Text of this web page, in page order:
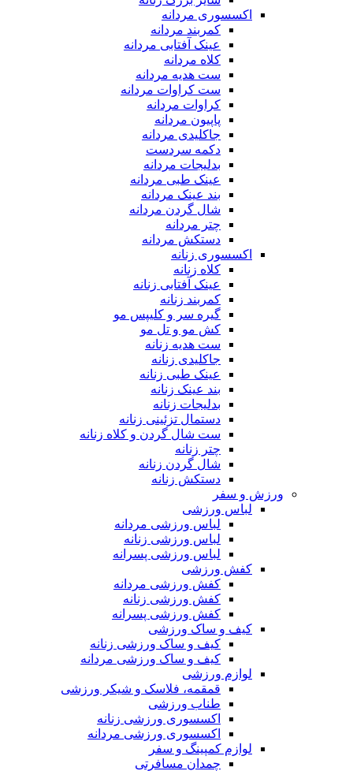
اکسسوری مردانه
کمربند مردانه
عینک آفتابی مردانه
کلاه مردانه
ست هدیه مردانه
ست کراوات مردانه
کراوات مردانه
پاپیون مردانه
جاکلیدی مردانه
دکمه سردست
بدلیجات مردانه
عینک طبی مردانه
بند عینک مردانه
شال گردن مردانه
چتر مردانه
دستکش مردانه
اکسسوری زنانه
کلاه زنانه
عینک آفتابی زنانه
کمربند زنانه
گیره سر و کلیپس مو
کش مو و تل مو
ست هدیه زنانه
جاکلیدی زنانه
عینک طبی زنانه
بند عینک زنانه
بدلیجات زنانه
دستمال تزئینی زنانه
ست شال گردن و کلاه زنانه
چتر زنانه
شال گردن زنانه
دستکش زنانه
ورزش و سفر
لباس ورزشی
لباس ورزشی مردانه
لباس ورزشی زنانه
لباس ورزشی پسرانه
کفش ورزشی
کفش ورزشی مردانه
کفش ورزشی زنانه
کفش ورزشی پسرانه
کیف و ساک ورزشی
کیف و ساک ورزشی زنانه
کیف و ساک ورزشی مردانه
لوازم ورزشی
قمقمه، فلاسک و شیکر ورزشی
طناب ورزشی
اکسسوری ورزشی زنانه
اکسسوری ورزشی مردانه
لوازم کمپینگ و سفر
چمدان مسافرتی